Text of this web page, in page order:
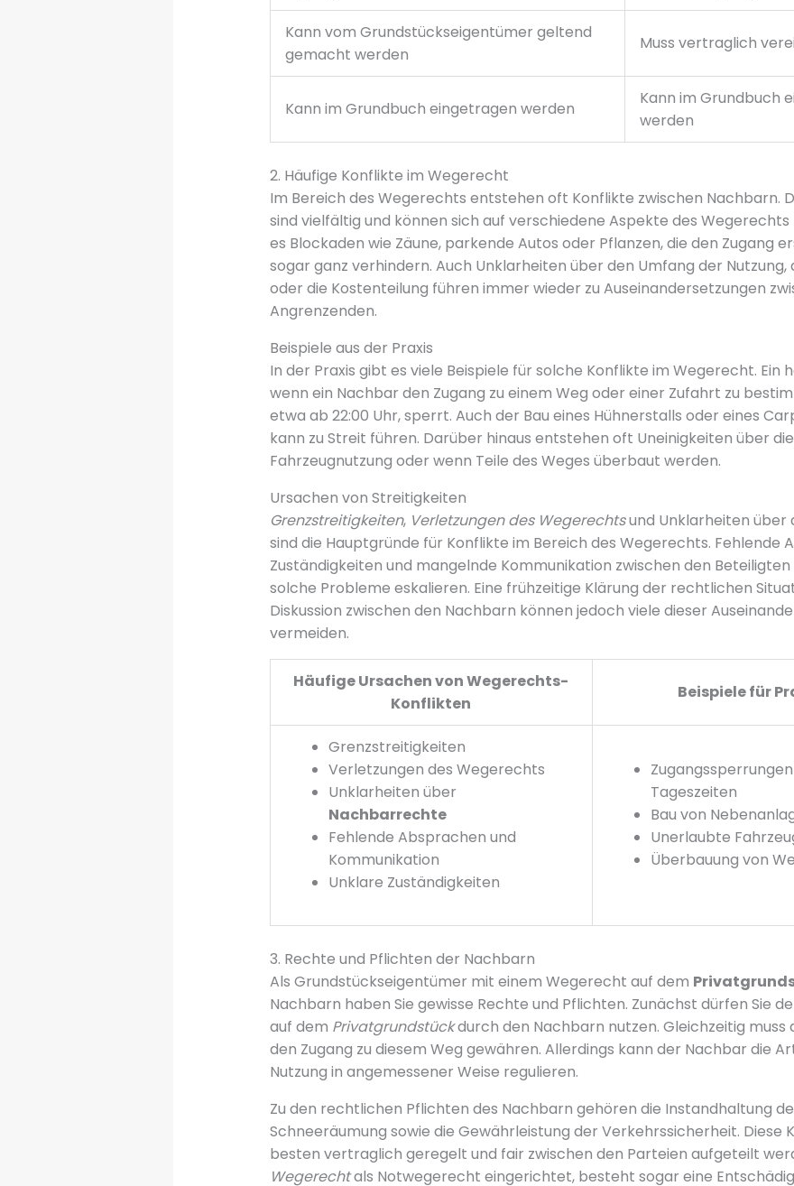
Kann vom Grundstückseigentümer geltend
gemacht werden
Muss vertraglich
Kann im Grundbuch eingetragen werden
Kann im Grundbuch
werden
2. Häufige Konflikte im Wegerecht
Im Bereich des Wegerechts entstehen oft Konflikte zwischen Nachbarn.
sind vielfältig und können sich auf verschiedene Aspekte des Wegerechts
es Blockaden wie Zäune, parkende Autos oder Pflanzen, die den Zugang
sogar ganz verhindern. Auch Unklarheiten über den Umfang der Nutzung,
oder die Kostenteilung führen immer wieder zu Auseinandersetzungen
Angrenzenden.
Beispiele aus der Praxis
In der Praxis gibt es viele Beispiele für solche Konflikte im Wegerecht. Ein
wenn ein Nachbar den Zugang zu einem Weg oder einer Zufahrt zu
etwa ab 22:00 Uhr, sperrt. Auch der Bau eines Hühnerstalls oder eines
kann zu Streit führen. Darüber hinaus entstehen oft Uneinigkeiten über
Fahrzeugnutzung oder wenn Teile des Weges überbaut werden.
Ursachen von Streitigkeiten
Grenzstreitigkeiten, Verletzungen des Wegerechtsund Unklarheiten über
sind die Hauptgründe für Konflikte im Bereich des Wegerechts. Fehlende
Zuständigkeiten und mangelnde Kommunikation zwischen den
solche Probleme eskalieren. Eine frühzeitige Klärung der rechtlichen
Diskussion zwischen den Nachbarn können jedoch viele dieser
vermeiden.
Häufige Ursachen von Wegerechts-
Konflikten
Beispiele für
Grenzstreitigkeiten
Verletzungen des Wegerechts
Unklarheiten über
Nachbarrechte
Fehlende Absprachen und
Kommunikation
Unklare Zuständigkeiten
Tageszeiten
Bau von
Unerlaubte
Überbauung von
3. Rechte und Pflichten der Nachbarn
Als Grundstückseigentümer mit einem Wegerecht auf dem
Nachbarn haben Sie gewisse Rechte und Pflichten. Zunächst dürfen Sie
auf dem Privatgrundstückdurch den Nachbarn nutzen. Gleichzeitig muss
den Zugang zu diesem Weg gewähren. Allerdings kann der Nachbar die
Nutzung in angemessener Weise regulieren.
Zu den rechtlichen Pflichten des Nachbarn gehören die Instandhaltung
Schneeräumung sowie die Gewährleistung der Verkehrssicherheit. Diese
besten vertraglich geregelt und fair zwischen den Parteien aufgeteilt
Wegerechtals Notwegerecht eingerichtet, besteht sogar eine